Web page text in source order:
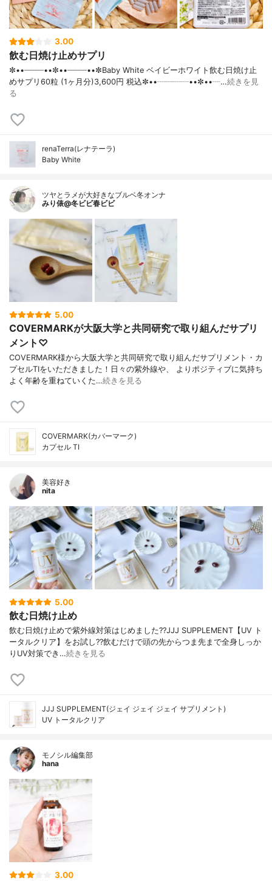
3.00
飲む日焼け止めサプリ
✼••┈┈┈┈••✼••┈┈┈┈••✼Baby White ベイビーホワイト飲む日焼け止
めサプリ60粒 (1ヶ月分)3,600円 税込✼••┈┈┈┈••✼••┈…続きを見
る
renaTerra(レナテーラ)
Baby White
ツヤとラメが大好きなブルベ冬オンナ
みり俵@冬ビビ春ビビ
5.00
COVERMARKが大阪大学と共同研究で取り組んだサプリ
メント♡
COVERMARK様から大阪大学と共同研究で取り組んだサプリメント・カ
プセルTIをいただきました！日々の紫外線や、 よりポジティブに気持ち
よく年齢を重ねていくた…続きを見る
COVERMARK(カバーマーク)
カプセル TI
美容好き
nita
5.00
飲む日焼け止め
飲む日焼け止めで紫外線対策はじめました??JJJ SUPPLEMENT【UV ト
ータルクリア】をお試し??飲むだけで頭の先からつま先まで全身しっか
りUV対策でき…続きを見る
JJJ SUPPLEMENT(ジェイ ジェイ ジェイ サプリメント)
UV トータルクリア
モノシル編集部
hana
3.00